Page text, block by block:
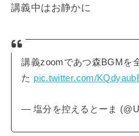
講義中はお静かに
講義zoomであつ森BGMを
た pic.twitter.com/
— 塩分を控えるとーま